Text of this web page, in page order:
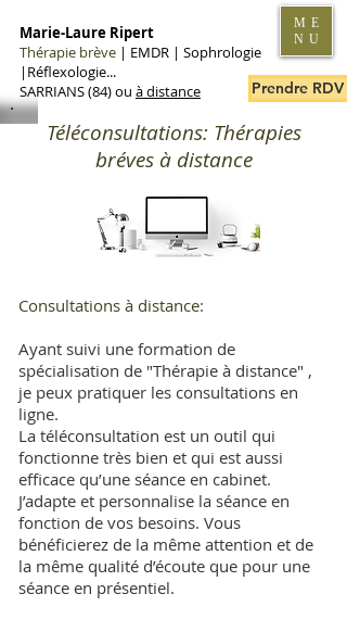
Marie-Laure Ripert
Thérapie brève | EMDR | Sophrologie
|Réflexologie...
SARRIANS (84) ou à distance Prendre RDV
ME
NU
Téléconsultations: Thérapies
bréves à distance
Consultations à distance:
Ayant suivi une formation de
spécialisation de "Thérapie à distance" ,
je peux pratiquer les consultations en
ligne.
La téléconsultation est un outil qui
fonctionne très bien et qui est aussi
efficace qu’une séance en cabinet.
J’adapte et personnalise la séance en
fonction de vos besoins. Vous
bénéficierez de la même attention et de
la même qualité d’écoute que pour une
séance en présentiel.